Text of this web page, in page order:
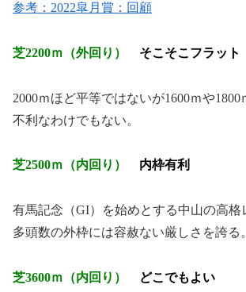
参考：2022皐月賞：回顧
芝2200ｍ（外回り） そこそこフラット
2000ｍほど平等ではないが1600ｍや
不利なわけでもない。
芝2500ｍ（内回り） 内枠有利
有馬記念（GI）を始めとする中山の高格
多頭数の外枠には容赦ない厳しさを誇る。
芝3600ｍ（内回り） どこでもよい